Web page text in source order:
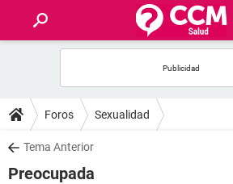
FOROS
SALUD
Foros Sexualidad
Tema Anterior
Preocupada